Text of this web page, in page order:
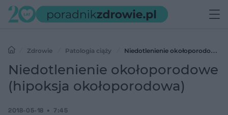
Zdrowie Patologia ciąży
Niedotlenienie okołoporodowe
(hipoksja okołoporodowa)
Niedotlenienie okołoporodowe
(hipoksja okołoporodowa)
2018-05-18 7:45